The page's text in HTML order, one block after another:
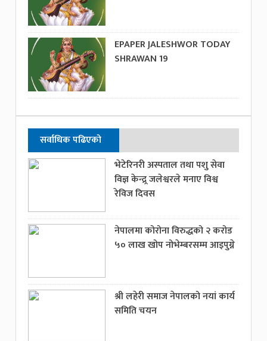
EPAPER JALESHWOR TODAY
SHRAWAN 19
सर्वाधिक पढिएको
भेटेरिनरी अस्पताल तथा पशु सेवा
विज्ञ केन्द्र्र जलेश्वरले मनाए विश्व
रेविज दिवस
नेपालमा कोरोना विरुद्धको २ करोड
५० लाख खोप नोभेम्बरसम्म आइपुग्ने
श्री लहेरी समाज नेपालको नयां कार्य
समिति चयन